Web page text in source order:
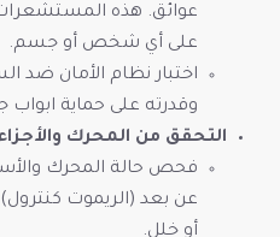
عوائق. هذه المستشعرات
على أي شخص أو جسم.
اختبار نظام الأمان ضد
وقدرته على حماية ابواب
التحقق من المحرك والأجزاء
فحص حالة المحرك
عن بعد (الريموت
أو خلل.